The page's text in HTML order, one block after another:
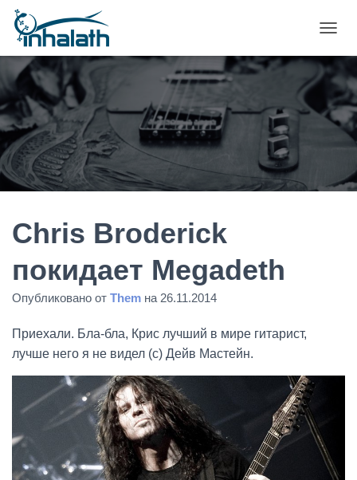
Е
Е
К
Л
Ь
Chris Broderick
покидает Megadeth
Опубликовано от Them на 26.11.2014
Приехали. Бла-бла, Крис лучший в мире гитарист,
лучше него я не видел (с) Дейв Мастейн.